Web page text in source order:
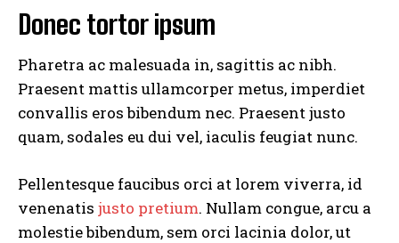
Donec tortor ipsum
Pharetra ac malesuada in, sagittis ac nibh.
Praesent mattis ullamcorper metus, imperdiet
convallis eros bibendum nec. Praesent justo
quam, sodales eu dui vel, iaculis feugiat nunc.
Pellentesque faucibus orci at lorem viverra, id
venenatis justo pretium. Nullam congue, arcu a
molestie bibendum, sem orci lacinia dolor, ut